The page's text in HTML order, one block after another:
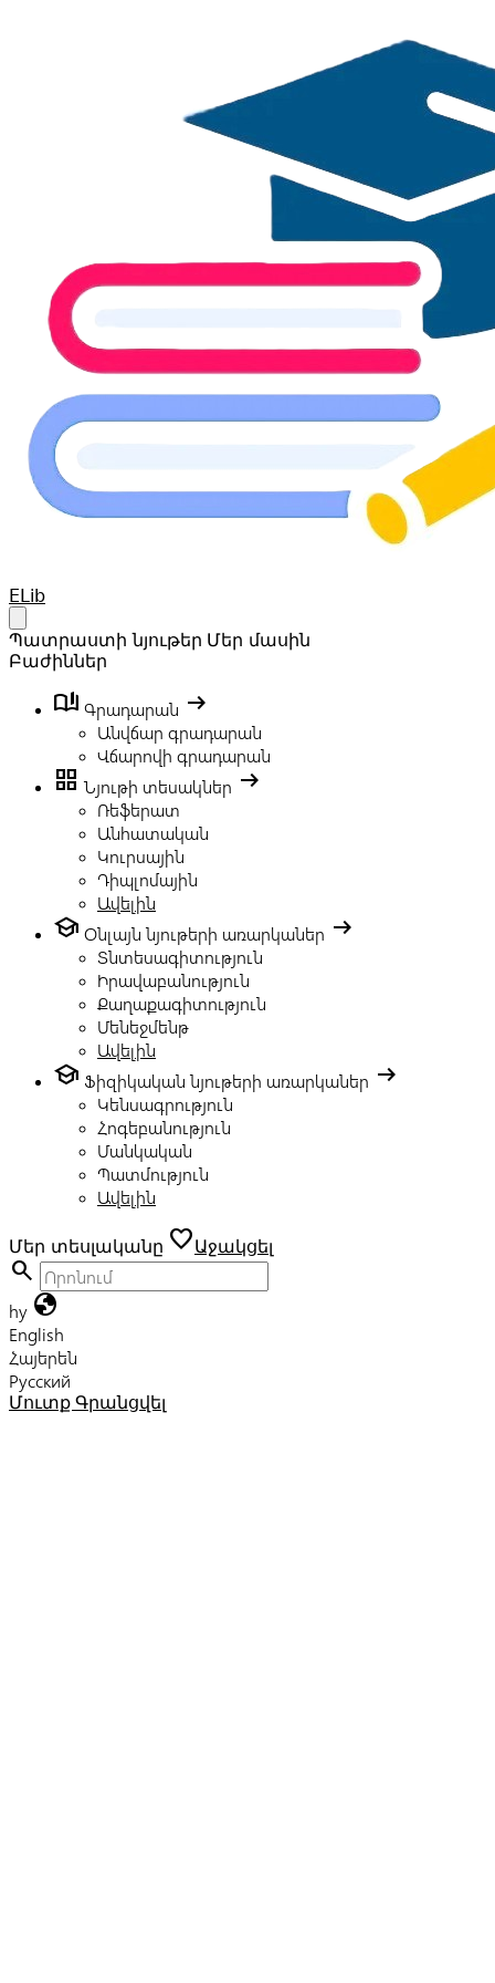
Your Company
ELib
Պատրաստի նյութեր Մեր մասին
Բաժիններ
book_ribbon Գրադարան arrow_right_alt
Անվճար գրադարան
Վճարովի գրադարան
grid_view Նյութի տեսակներ arrow_right_alt
Ռեֆերատ
Անհատական
Կուրսային
Դիպլոմային
Ավելին
school Օնլայն նյութերի առարկաներ arrow_right_alt
Տնտեսագիտություն
Իրավաբանություն
Քաղաքագիտություն
Մենեջմենթ
Ավելին
school Ֆիզիկական նյութերի առարկաներ arrow_right_alt
Կենսագրություն
Հոգեբանություն
Մանկական
Պատմություն
Ավելին
Մեր տեսլականը favoriteԱջակցել
search
hy globe
English
Հայերեն
Русский
Մուտք Գրանցվել